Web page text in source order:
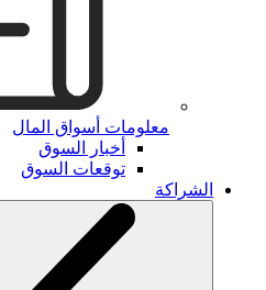
معلومات أسواق المال
أخبار السوق
توقعات السوق
الشراكة